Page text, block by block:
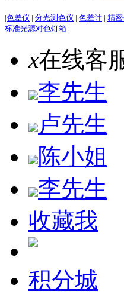
|色差仪 | 分光测色仪 | 色差计 | 精
标准光源对色灯箱 |
x在线客
李先生
卢先生
陈小姐
李先生
收藏我
积分城